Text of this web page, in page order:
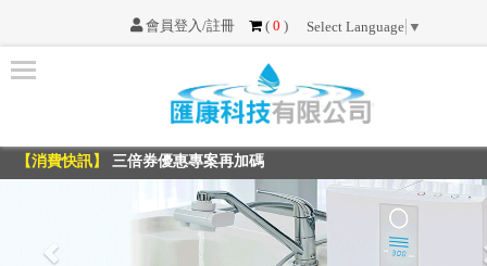
會員登入/註冊 ( 0 ) Select Language ▼
首
頁
新
三倍券優惠專案再加碼
【消費快訊】
三倍券優惠專案再加碼